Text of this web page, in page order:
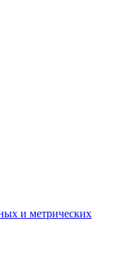
и метрических